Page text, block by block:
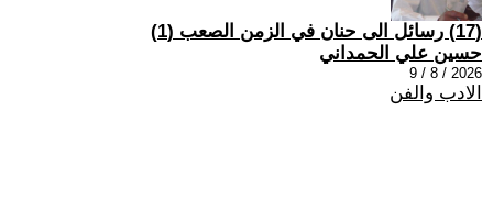
(17) رسائل الى حنان في الزمن الصعب (1)
حسين علي الحمداني
2026 / 8 / 9
الادب والفن